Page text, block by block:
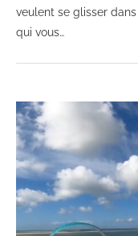
veulent se glisser
qui vous…